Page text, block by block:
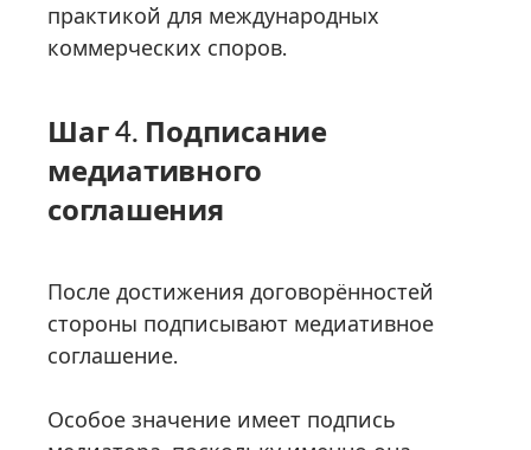
практикой для международных
коммерческих споров.
Шаг 4. Подписание
медиативного
соглашения
После достижения договорённостей
стороны подписывают медиативное
соглашение.
Особое значение имеет подпись